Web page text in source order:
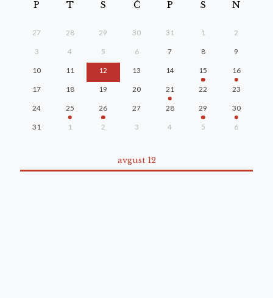
P T S Č P S N
27 28 29 30 31 1 2
3 4 5 6 7 8 9
10 11 12 13 14 15 16
17 18 19 20 21 22 23
24 25 26 27 28 29 30
31 1 2 3 4 5 6
avgust 12